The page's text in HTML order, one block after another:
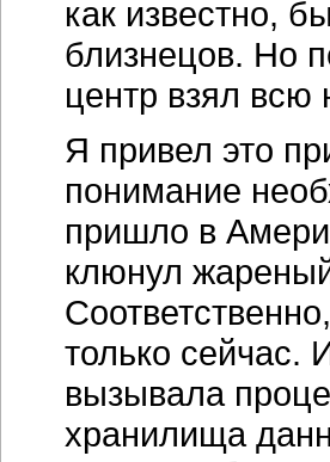
как известно,
близнецов. Но
центр взял всю
Я привел это
понимание
пришло в
клюнул
только сейчас.
вызывала
хранилища